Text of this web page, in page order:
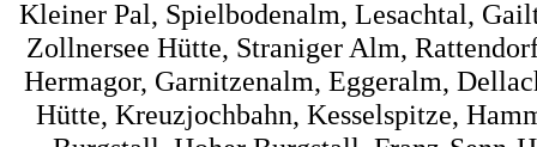
Kleiner Pal, Spielbodenalm, Lesachtal,
Zollnersee Hütte, Straniger Alm,
Hermagor, Garnitzenalm, Eggeralm,
Hütte, Kreuzjochbahn, Kesselspitze,